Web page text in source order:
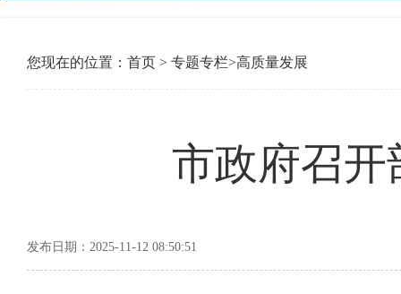
您现在的位置： 首页 > 专题专栏>高质量发展
市政府召开
发布日期：2025-11-12 08:50:51